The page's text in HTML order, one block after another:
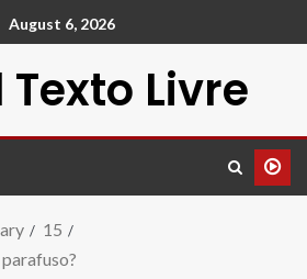
August 6, 2026
Livre
15